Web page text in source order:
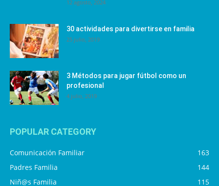
12 agosto, 2024
30 actividades para divertirse en familia
25 julio, 2019
3 Métodos para jugar fútbol como un
profesional
4 julio, 2019
POPULAR CATEGORY
Comunicación Familiar
163
Padres Familia
144
Niñ@s Familia
115